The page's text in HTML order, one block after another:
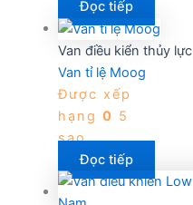
Đọc tiếp
Van điều kiển thủy lực
Van tỉ lệ Moog
Được xếp
hạng 0 5
sao
Đọc tiếp